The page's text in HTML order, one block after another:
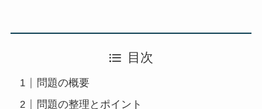
目次
問題の概要
問題の整理とポイント